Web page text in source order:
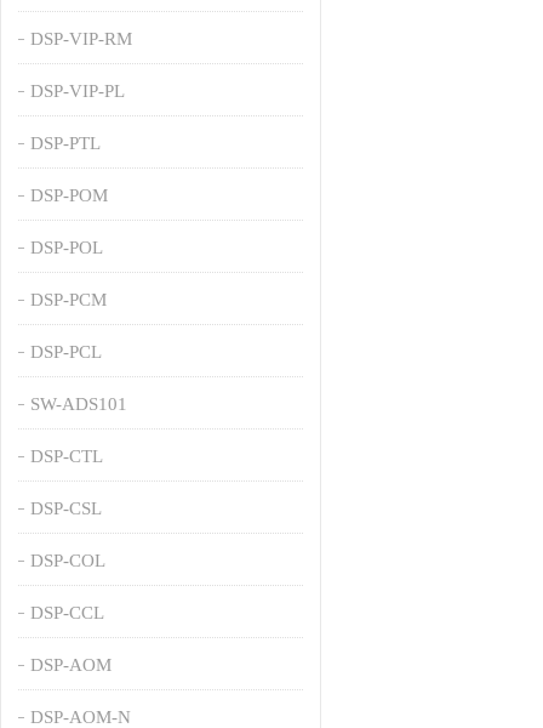
DSP-VIP-RM
DSP-VIP-PL
DSP-PTL
DSP-POM
DSP-POL
DSP-PCM
DSP-PCL
SW-ADS101
DSP-CTL
DSP-CSL
DSP-COL
DSP-CCL
DSP-AOM
DSP-AOM-N